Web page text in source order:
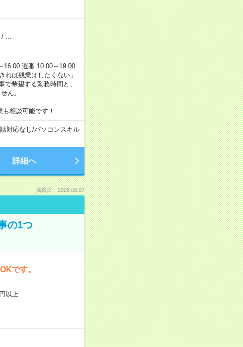
/
16:00 遅番 10:00～19:00
れば残業はしたくない」
希望する勤務時間と、
ん。
相談可能です！
対応なし/パソコンスキル
詳細へ
掲載日：2026.08.07
の1つ
です。
以上